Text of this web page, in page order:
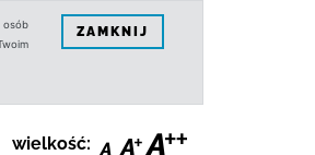
osób
ZAMKNIJ
wielkość: